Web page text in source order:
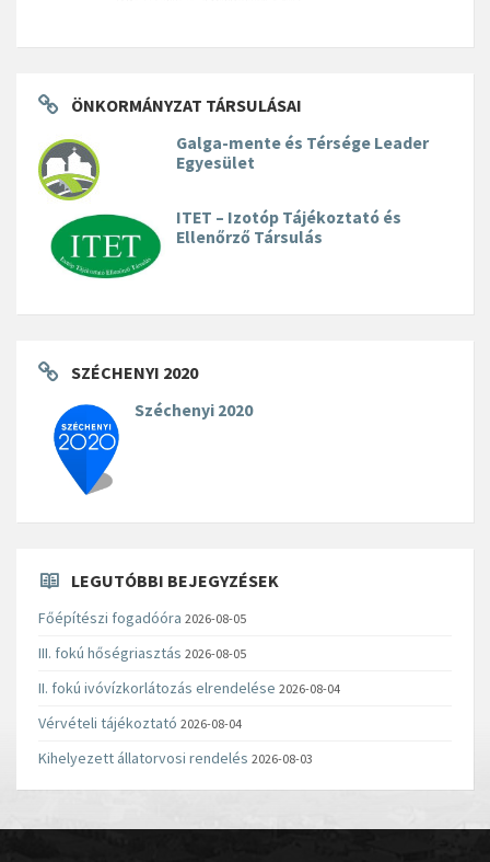
ÖNKORMÁNYZAT TÁRSULÁSAI
Galga-mente és Térsége Leader
Egyesület
ITET – Izotóp Tájékoztató és
Ellenőrző Társulás
SZÉCHENYI 2020
Széchenyi 2020
LEGUTÓBBI BEJEGYZÉSEK
Főépítészi fogadóóra 2026-08-05
III. fokú hőségriasztás 2026-08-05
II. fokú ivóvízkorlátozás elrendelése 2026-08-04
Vérvételi tájékoztató 2026-08-04
Kihelyezett állatorvosi rendelés 2026-08-03